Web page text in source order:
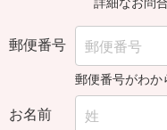
郵便番号
郵便番号がわか
お名前